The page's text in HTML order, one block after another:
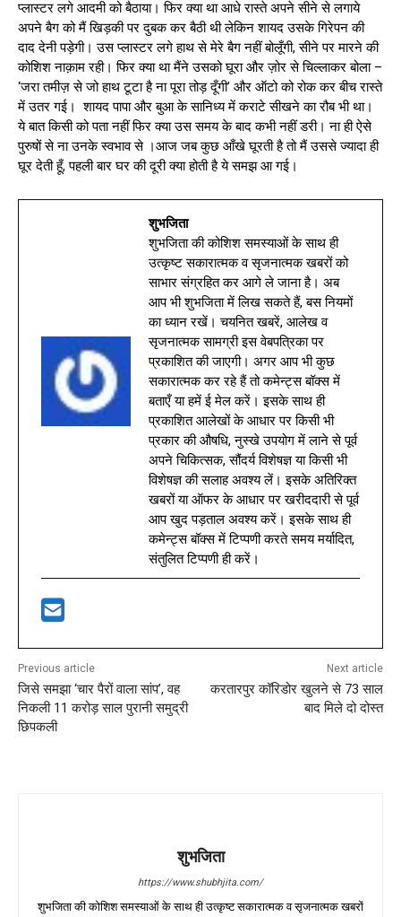
प्लास्टर लगे आदमी को बैठाया। फिर क्या था आधे रास्ते अपने सीने से लगाये
अपने बैग को मैं खिड़की पर दुबक कर बैठी थी लेकिन शायद उसके गिरेपन की
दाद देनी पड़ेगी। उस प्लास्टर लगे हाथ से मेरे बैग नहीं बोलूँगी, सीने पर मारने की
कोशिश नाक़ाम रही। फिर क्या था मैंने उसको घूरा और ज़ोर से चिल्लाकर बोला –
‘जरा तमीज़ से जो हाथ टूटा है ना पूरा तोड़ दूँगी’ और ऑटो को रोक कर बीच रास्ते
में उतर गई। शायद पापा और बुआ के सानिध्य में कराटे सीखने का रौब भी था।
ये बात किसी को पता नहीं फिर क्या उस समय के बाद कभी नहीं डरी। ना ही ऐसे
पुरुषों से ना उनके स्वभाव से ।आज जब कुछ आँखे घूरती है तो मैं उससे ज्यादा ही
घूर देती हूँ, पहली बार घर की दूरी क्या होती है ये समझ आ गई।
शुभजिता
शुभजिता की कोशिश समस्याओं के साथ ही
उत्कृष्ट सकारात्मक व सृजनात्मक खबरों को
साभार संग्रहित कर आगे ले जाना है। अब
आप भी शुभजिता में लिख सकते हैं, बस नियमों
का ध्यान रखें। चयनित खबरें, आलेख व
सृजनात्मक सामग्री इस वेबपत्रिका पर
प्रकाशित की जाएगी। अगर आप भी कुछ
सकारात्मक कर रहे हैं तो कमेन्ट्स बॉक्स में
बताएँ या हमें ई मेल करें। इसके साथ ही
प्रकाशित आलेखों के आधार पर किसी भी
प्रकार की औषधि, नुस्खे उपयोग में लाने से पूर्व
अपने चिकित्सक, सौंदर्य विशेषज्ञ या किसी भी
विशेषज्ञ की सलाह अवश्य लें। इसके अतिरिक्त
खबरों या ऑफर के आधार पर खरीददारी से पूर्व
आप खुद पड़ताल अवश्य करें। इसके साथ ही
कमेन्ट्स बॉक्स में टिप्पणी करते समय मर्यादित,
संतुलित टिप्पणी ही करें।
Previous article
जिसे समझा ‘चार पैरों वाला सांप’, वह
निकली 11 करोड़ साल पुरानी समुद्री
छिपकली
Next article
करतारपुर कॉरिडोर खुलने से 73 साल
बाद मिले दो दोस्त
शुभजिता
https://www.shubhjita.com/
शुभजिता की कोशिश समस्याओं के साथ ही उत्कृष्ट सकारात्मक व सृजनात्मक खबरों